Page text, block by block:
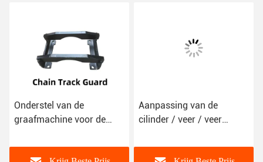
Onderstel van de
graafmachine voor de
kettingband
Aanpassing van de
cilinder / veer / veer
van de graafmachine